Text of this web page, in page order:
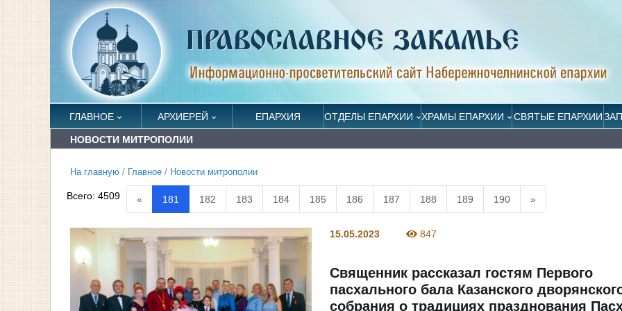
ГЛАВНОЕ АРХИЕРЕЙ ЕПАРХИЯ ОТДЕЛЫ ЕПАРХИИ ХРАМЫ ЕПАРХИИ СВЯТЫЕ ЕПАРХИИ
НОВОСТИ МИТРОПОЛИИ
На главную / Главное / Новости митрополии
Всего:4509 « 181 182 183 184 185 186 187 188 189 190 »
15.05.2023 847
Священник рассказал гостям Первого
пасхального бала Казанского
собрания о традициях празднования